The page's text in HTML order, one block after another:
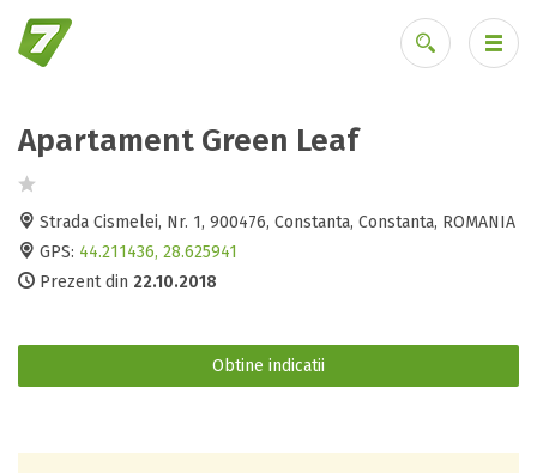
Apartament Green Leaf
Strada Cismelei, Nr. 1, 900476, Constanta, Constanta, ROMANIA
GPS: 44.211436, 28.625941
Prezent din 22.10.2018
Obtine indicatii